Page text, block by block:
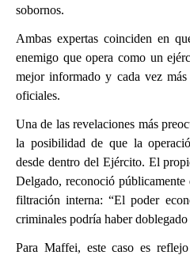
sobornos.
Ambas expertas coinciden en
enemigo que opera como un
mejor informado y cada vez
oficiales.
Una de las revelaciones más
la posibilidad de que la
desde dentro del Ejército. El
Delgado, reconoció
filtración interna: “El poder
criminales podría haber
Para Maffei, este caso es